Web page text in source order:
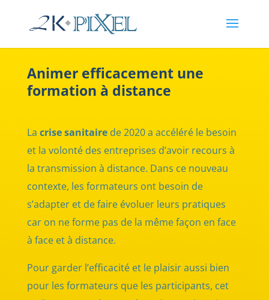
Animer efficacement une
formation à distance
La crise sanitairede 2020 a accéléré le besoin
et la volonté des entreprises d’avoir recours à
la transmission à distance. Dans ce nouveau
contexte, les formateurs ont besoin de
s’adapter et de faire évoluer leurs pratiques
car on ne forme pas de la même façon en face
à face et à distance.
Pour garder l’efficacité et le plaisir aussi bien
pour les formateurs que les participants, cet